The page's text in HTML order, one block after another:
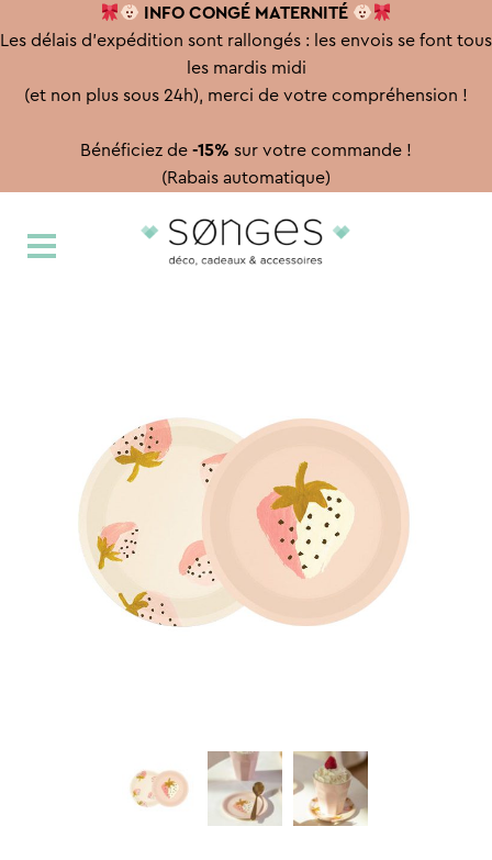
INFO CONGÉ MATERNITÉ
Les délais d'expédition sont rallongés : les envois se font tous
les mardis midi
(et non plus sous 24h), merci de votre compréhension !
Bénéficiez de -15% sur votre commande !
(Rabais automatique)
à
au